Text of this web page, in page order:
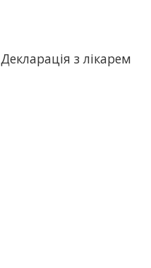
Декларація з лікарем